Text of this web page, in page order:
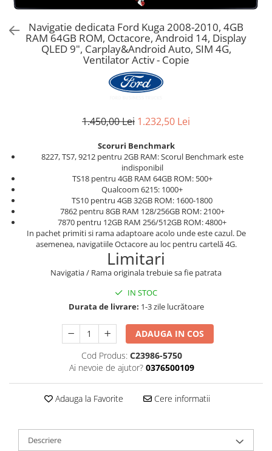
Navigatie dedicata Ford Kuga 2008-2010, 4GB
RAM 64GB ROM, Octacore, Android 14, Display
QLED 9", Carplay&Android Auto, SIM 4G,
Ventilator Activ - Copie
1.450,00 Lei 1.232,50 Lei
Scoruri Benchmark
8227, TS7, 9212 pentru 2GB RAM: Scorul Benchmark este
indisponibil
TS18 pentru 4GB RAM 64GB ROM: 500+
Qualcoom 6215: 1000+
TS10 pentru 4GB 32GB ROM: 1600-1800
7862 pentru 8GB RAM 128/256GB ROM: 2100+
7870 pentru 12GB RAM 256/512GB ROM: 4800+
In pachet primiti si rama adaptoare acolo unde este cazul. De
asemenea, navigatiile Octacore au loc pentru cartelă 4G.
Limitari
Navigatia / Rama originala trebuie sa fie patrata
IN STOC
Durata de livrare: 1-3 zile lucrătoare
ADAUGA IN COS
Cod Produs: C23986-5750
Ai nevoie de ajutor? 0376500109
Adauga la Favorite Cere informatii
Descriere